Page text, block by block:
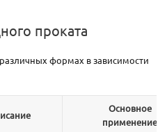
проката
формах в зависимости
Основное
применение